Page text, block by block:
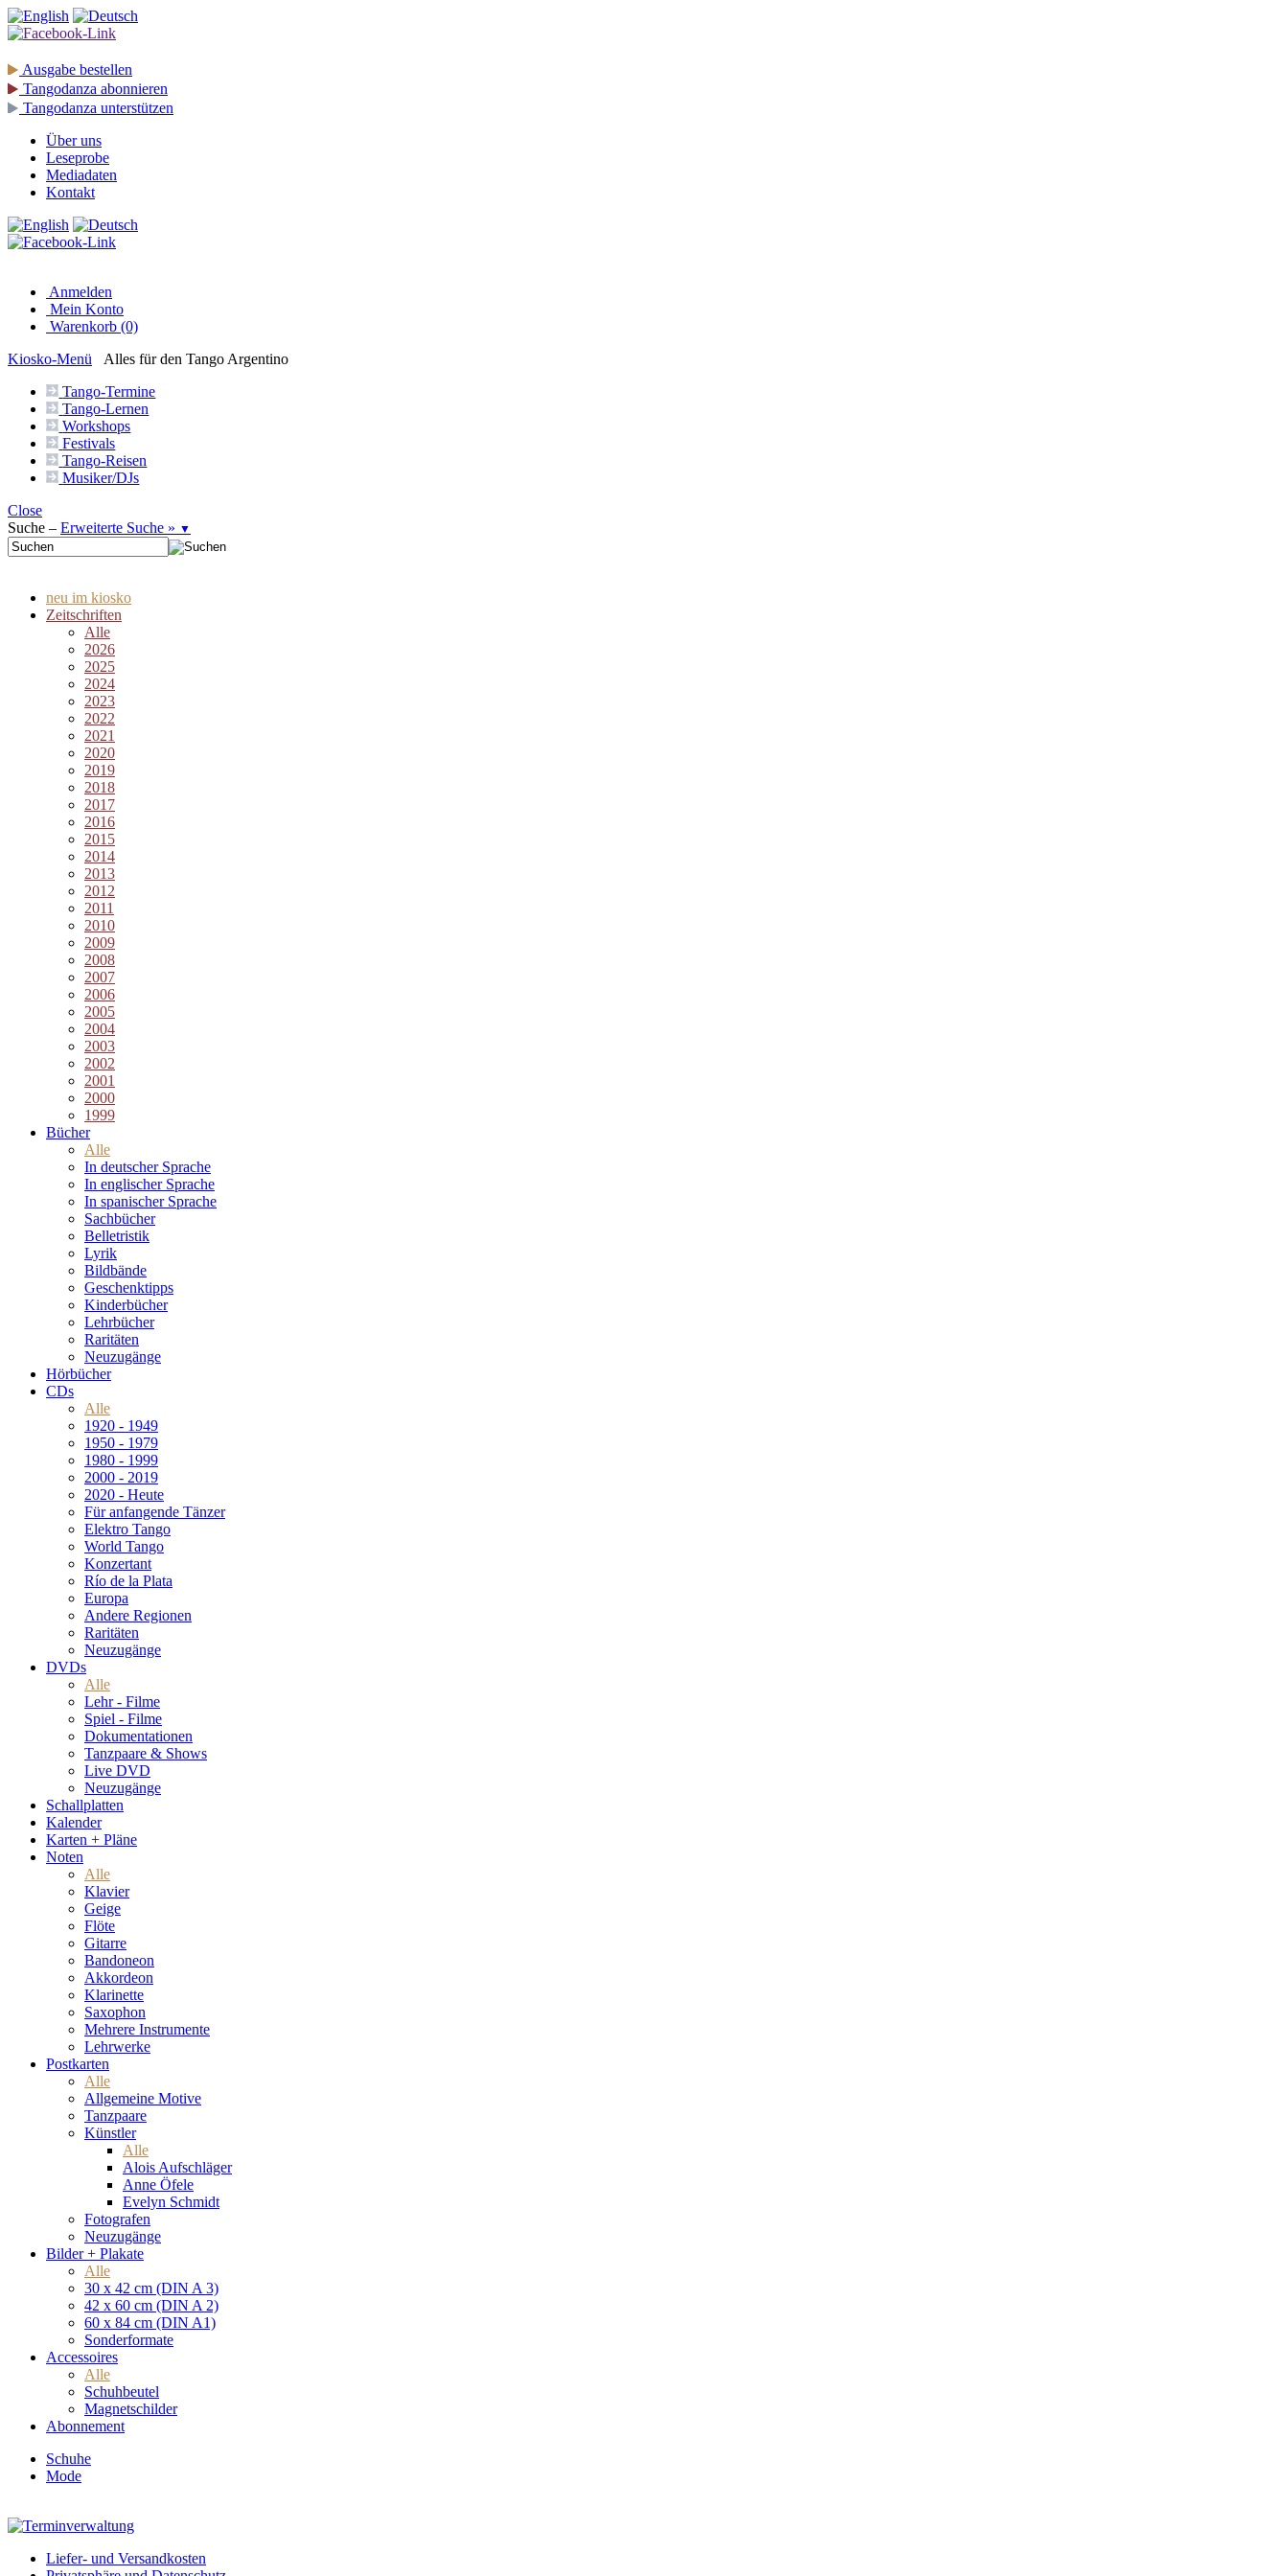
Ausgabe bestellen
Tangodanza abonnieren
Tangodanza unterstützen
Über uns
Leseprobe
Mediadaten
Kontakt
Anmelden
Mein Konto
Warenkorb (0)
Kiosko-Menü
Alles für den Tango Argentino
Tango-Termine
Tango-Lernen
Workshops
Festivals
Tango-Reisen
Musiker/DJs
Close
Suche – Erweiterte Suche » ▼
neu im kiosko
Zeitschriften
Alle
2026
2025
2024
2023
2022
2021
2020
2019
2018
2017
2016
2015
2014
2013
2012
2011
2010
2009
2008
2007
2006
2005
2004
2003
2002
2001
2000
1999
Bücher
Alle
In deutscher Sprache
In englischer Sprache
In spanischer Sprache
Sachbücher
Belletristik
Lyrik
Bildbände
Geschenktipps
Kinderbücher
Lehrbücher
Raritäten
Neuzugänge
Hörbücher
CDs
Alle
1920 - 1949
1950 - 1979
1980 - 1999
2000 - 2019
2020 - Heute
Für anfangende Tänzer
Elektro Tango
World Tango
Konzertant
Río de la Plata
Europa
Andere Regionen
Raritäten
Neuzugänge
DVDs
Alle
Lehr - Filme
Spiel - Filme
Dokumentationen
Tanzpaare & Shows
Live DVD
Neuzugänge
Schallplatten
Kalender
Karten + Pläne
Noten
Alle
Klavier
Geige
Flöte
Gitarre
Bandoneon
Akkordeon
Klarinette
Saxophon
Mehrere Instrumente
Lehrwerke
Postkarten
Alle
Allgemeine Motive
Tanzpaare
Künstler
Alle
Alois Aufschläger
Anne Öfele
Evelyn Schmidt
Fotografen
Neuzugänge
Bilder + Plakate
Alle
30 x 42 cm (DIN A 3)
42 x 60 cm (DIN A 2)
60 x 84 cm (DIN A1)
Sonderformate
Accessoires
Alle
Schuhbeutel
Magnetschilder
Abonnement
Schuhe
Mode
Liefer- und Versandkosten